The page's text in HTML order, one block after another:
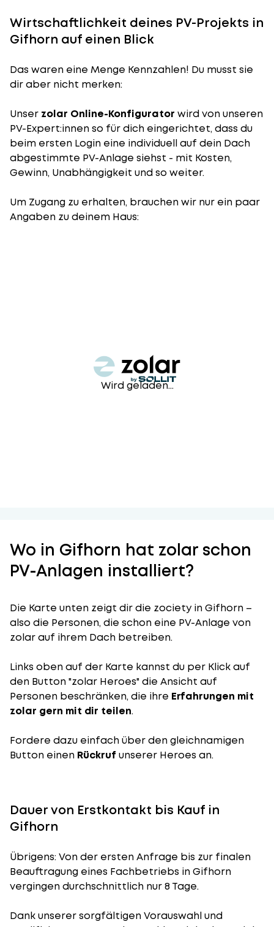
Wirtschaftlichkeit deines PV-Projekts in
Gifhorn auf einen Blick
Das waren eine Menge Kennzahlen! Du musst sie
dir aber nicht merken:
Unser zolar Online-Konfigurator wird von unseren
PV-Expert:innen so für dich eingerichtet, dass du
beim ersten Login eine individuell auf dein Dach
abgestimmte PV-Anlage siehst - mit Kosten,
Gewinn, Unabhängigkeit und so weiter.
Um Zugang zu erhalten, brauchen wir nur ein paar
Angaben zu deinem Haus:
Wird geladen...
Wo in Gifhorn hat zolar schon
PV-Anlagen installiert?
Die Karte unten zeigt dir die zociety in Gifhorn –
also die Personen, die schon eine PV-Anlage von
zolar auf ihrem Dach betreiben.
Links oben auf der Karte kannst du per Klick auf
den Button "zolar Heroes" die Ansicht auf
Personen beschränken, die ihre Erfahrungen mit
zolar gern mit dir teilen.
Fordere dazu einfach über den gleichnamigen
Button einen Rückruf unserer Heroes an.
Dauer von Erstkontakt bis Kauf in
Gifhorn
Übrigens: Von der ersten Anfrage bis zur finalen
Beauftragung eines Fachbetriebs in Gifhorn
vergingen durchschnittlich nur 8 Tage.
Dank unserer sorgfältigen Vorauswahl und